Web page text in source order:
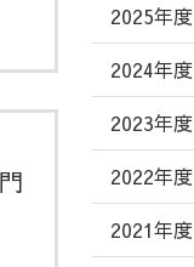
2025年度
2024年度
2023年度
2022年度
2021年度